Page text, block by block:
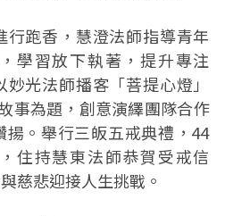
跑香，慧澄法師指導青年
學習放下執著，提升專注
光法師播客「菩提心燈」
事為題，創意演繹團隊合作
。舉行三皈五戒典禮，44
住持慧東法師恭賀受戒信
慈悲迎接人生挑戰。